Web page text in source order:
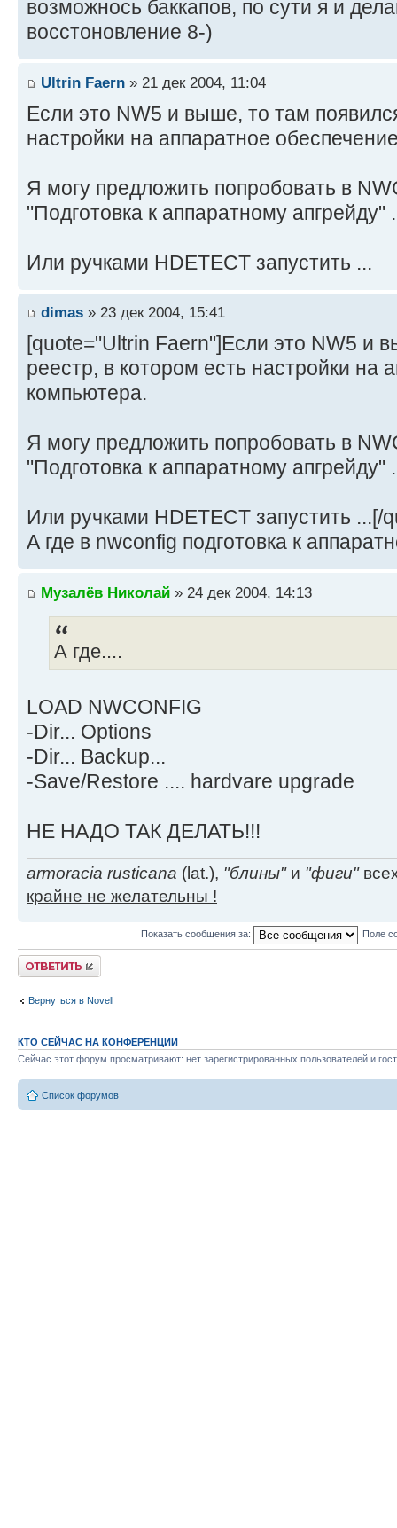
возможнось баккапов, по сути я и
восстоновление 8-)
Ultrin Faern » 21 дек 2004, 11:04
Если это NW5 и выше, то там
настройки на аппаратное
Я могу предложить попробовать в
"Подготовка к аппаратному апгрейду"
Или ручками HDETECT запустить ...
dimas » 23 дек 2004, 15:41
[quote="Ultrin Faern"]Если это NW5 и
реестр, в котором есть настройки на
компьютера.
Я могу предложить попробовать в
"Подготовка к аппаратному апгрейду"
Или ручками HDETECT запустить ...[/
А где в nwconfig подготовка к
Музалёв Николай » 24 дек 2004, 14:13
А где....
LOAD NWCONFIG
-Dir... Options
-Dir... Backup...
-Save/Restore .... hardvare upgrade
НЕ НАДО ТАК ДЕЛАТЬ!!!
armoracia rusticana (lat.), "блины"и "фиги"
крайне не желательны !
Показать сообщения за: Поле
Ответить
Вернуться в Novell
КТО СЕЙЧАС НА КОНФЕРЕНЦИИ
Сейчас этот форум просматривают: нет зарегистрированных пользователей и
Список форумов